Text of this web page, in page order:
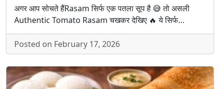
अगर आप सोचते हैंRasam सिर्फ एक पतला सूप है 😅 तो असली
Authentic Tomato Rasam चखकर देखिए 🔥 ये सिर्फ…
Posted on February 17, 2026